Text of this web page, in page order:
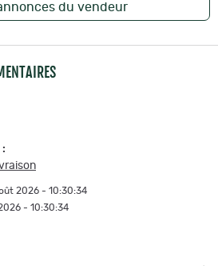
du vendeur
2026 - 10:30:34
- 10:30:34